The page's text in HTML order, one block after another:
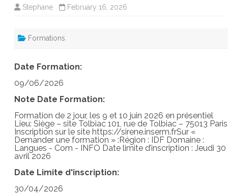
Stephane February 16, 2026
Formations
Date Formation:
09/06/2026
Note Date Formation:
Formation de 2 jour, les 9 et 10 juin 2026 en présentiel
Lieu: Siège – site Tolbiac 101, rue de Tolbiac – 75013 Paris
Inscription sur le site https://sirene.inserm.frSur «
Demander une formation » :Région : IDF Domaine :
Langues - Com - INFO Date limite d’inscription : Jeudi 30
avril 2026
Date Limite d'inscription:
30/04/2026